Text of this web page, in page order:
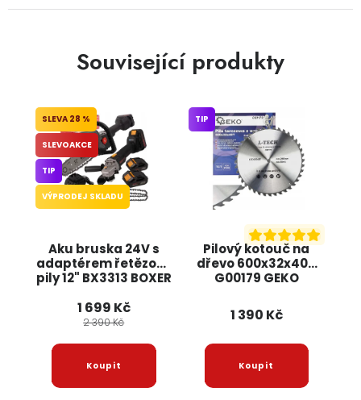
Související produkty
Aku bruska 24V s
adaptérem řetězové
pily 12" BX3313 BOXER
28 %
SLEVOAKCE
TIP
VÝPRODEJ SKLADU
1 699 Kč
2 390 Kč
Pilový kotouč na
dřevo 600x32x40T
G00179 GEKO
TIP
1 390 Kč